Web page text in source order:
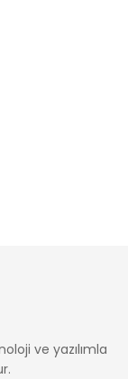
ve yazılımla